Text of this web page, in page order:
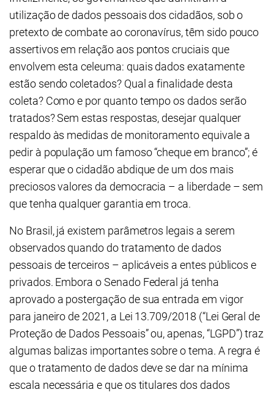
utilização de dados pessoais dos cidadãos, sob o
pretexto de combate ao coronavírus, têm sido pouco
assertivos em relação aos pontos cruciais que
envolvem esta celeuma: quais dados exatamente
estão sendo coletados? Qual a finalidade desta
coleta? Como e por quanto tempo os dados serão
tratados? Sem estas respostas, desejar qualquer
respaldo às medidas de monitoramento equivale a
pedir à população um famoso “cheque em branco”; é
esperar que o cidadão abdique de um dos mais
preciosos valores da democracia – a liberdade – sem
que tenha qualquer garantia em troca.
No Brasil, já existem parâmetros legais a serem
observados quando do tratamento de dados
pessoais de terceiros – aplicáveis a entes públicos e
privados. Embora o Senado Federal já tenha
aprovado a postergação de sua entrada em vigor
para janeiro de 2021, a Lei 13.709/2018 (“Lei Geral de
Proteção de Dados Pessoais” ou, apenas, “LGPD”) traz
algumas balizas importantes sobre o tema. A regra é
que o tratamento de dados deve se dar na mínima
escala necessária e que os titulares dos dados